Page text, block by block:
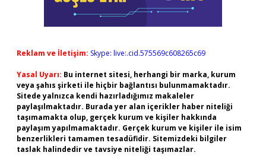
Reklam ve İletişim: Skype: live:.cid.575569c608265c69
Yasal Uyarı: Bu internet sitesi, herhangi bir marka, kurum
veya şahıs şirketi ile hiçbir bağlantısı bulunmamaktadır.
Sitede yalnızca kendi hazırladığımız makaleler
paylaşılmaktadır. Burada yer alan içerikler haber niteliği
taşımamakta olup, gerçek kurum ve kişiler hakkında
paylaşım yapılmamaktadır. Gerçek kurum ve kişiler ile isim
benzerlikleri tamamen tesadüfidir. Sitemizdeki bilgiler
taslak halindedir ve tavsiye niteliği taşımazlar.